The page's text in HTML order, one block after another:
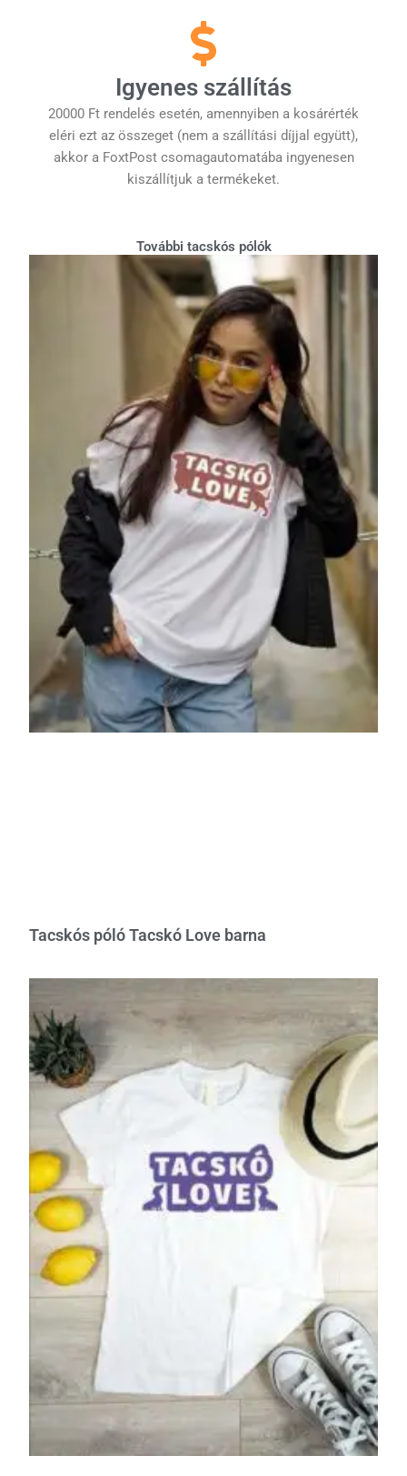
Igyenes szállítás
20000 Ft rendelés esetén, amennyiben a kosárérték
eléri ezt az összeget (nem a szállítási díjjal együtt),
akkor a FoxtPost csomagautomatába ingyenesen
kiszállítjuk a termékeket.
További tacskós pólók
Tacskós póló Tacskó Love barna